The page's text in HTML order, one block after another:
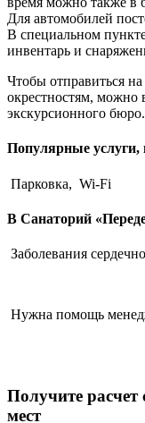
Для автомобилей
В специальном
инвентарь и
Чтобы отправиться
окрестностям, можно
экскурсионного бюро.
Популярные услуги,
Парковка, Wi-Fi
В Санаторий
Заболевания
Нужна помощь
Получите расчет
мест